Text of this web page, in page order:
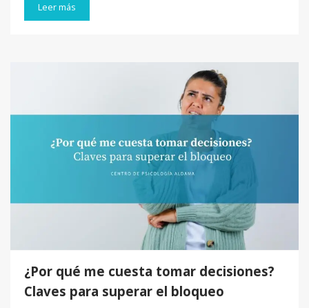
Leer más
¿Por qué me cuesta tomar decisiones?
Claves para superar el bloqueo